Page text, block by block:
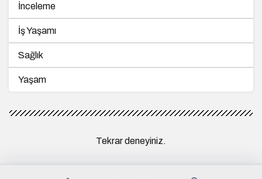
İnceleme
İş Yaşamı
Sağlık
Yaşam
Tekrar deneyiniz.